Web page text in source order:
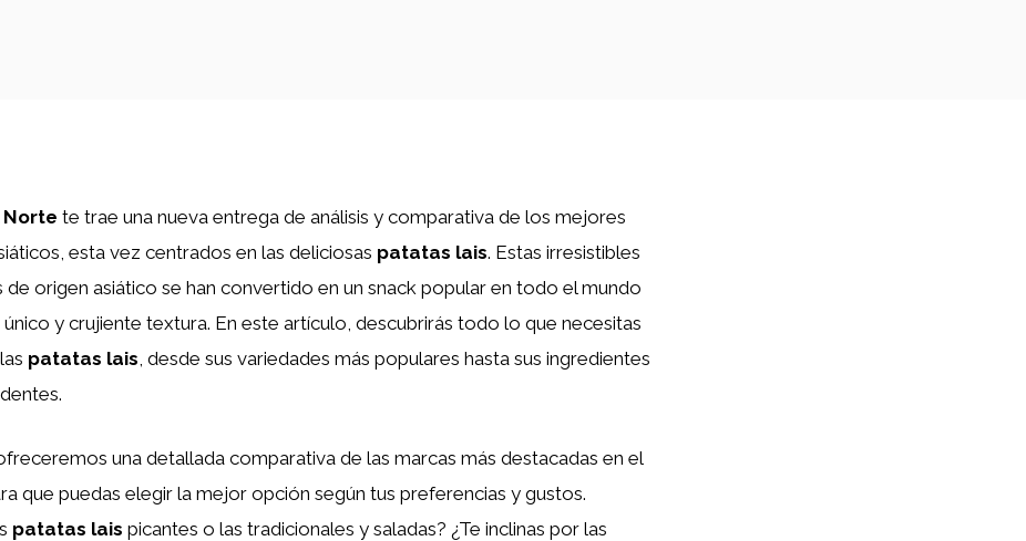
te trae una nueva entrega de análisis y comparativa de los mejores
esta vez centrados en las deliciosas patatas lais. Estas irresistibles
de origen asiático se han convertido en un snack popular en todo el mundo
y crujiente textura. En este artículo, descubrirás todo lo que necesitas
patatas lais, desde sus variedades más populares hasta sus ingredientes
una detallada comparativa de las marcas más destacadas en el
que puedas elegir la mejor opción según tus preferencias y gustos.
patatas lais picantes o las tradicionales y saladas? ¿Te inclinas por las